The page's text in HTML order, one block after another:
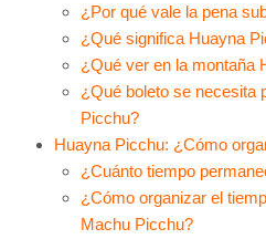
¿Por qué vale la pena
¿Qué significa Huayna
¿Qué ver en la montaña
¿Qué boleto se necesita
Picchu?
Huayna Picchu: ¿Cómo
¿Cuánto tiempo
¿Cómo organizar el
Machu Picchu?